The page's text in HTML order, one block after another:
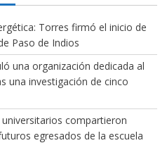
Torres firmó el inicio de
Paso de Indios
una organización dedicada al
una investigación de cinco
universitarios compartieron
egresados de la escuela